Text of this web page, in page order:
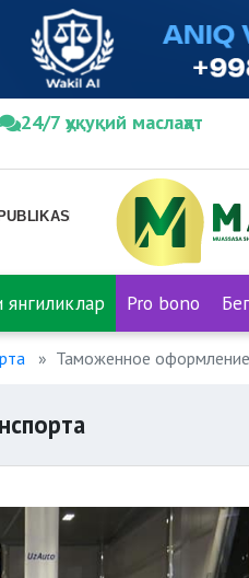
24/7 ҳуқуқий маслаҳат
янгиликлар Pro bono
Таможенное